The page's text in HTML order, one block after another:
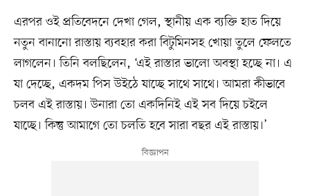
এরপর ওই প্রতিবেদনে দেখা গেল, স্থানীয় এক ব্যক্তি হাত দিয়ে
নতুন বানানো রাস্তায় ব্যবহার করা বিটুমিনসহ খোয়া তুলে ফেলতে
লাগলেন। তিনি বলছিলেন, ‘এই রাস্তার ভালো অবস্থা হচ্ছে না। এ
যা দেচ্ছে, একদম পিস উইঠে যাচ্ছে সাথে সাথে। আমরা কীভাবে
চলব এই রাস্তায়। উনারা তো একদিনিই এই সব দিয়ে চইলে
যাচ্ছে। কিন্তু আমাগে তো চলতি হবে সারা বছর এই রাস্তায়।’